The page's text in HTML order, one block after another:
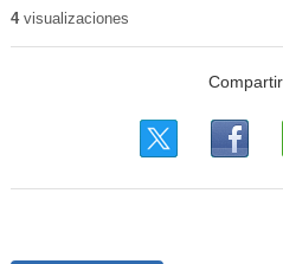
4visualizaciones